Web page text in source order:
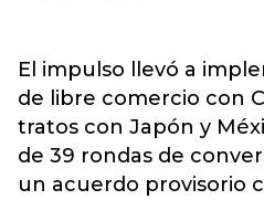
El impulso llevó a
de libre comercio con
tratos con Japón y
de 39 rondas de
un acuerdo provisorio